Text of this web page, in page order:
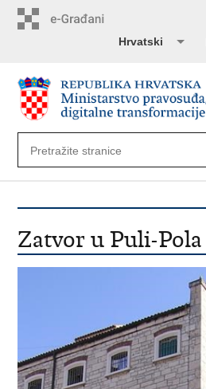
Hrvatski
Zatvor u Puli-Pola